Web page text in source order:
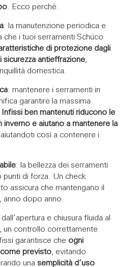
. Ecco perché.
: la manutenzione periodica e
che i tuoi serramenti Schüco
di protezione dagli
antieffrazione,
domestica.
: mantenere i serramenti in
garantire la massima
Infissi ben mantenuti riducono le
inverno e aiutano a mantenere la
così a contenere i
: la bellezza dei serramenti
di forza. Un check
assicura che mantengano il
anno dopo anno.
e chiusura fluida al
un controllo correttamente
garantisce che ogni
previsto, evitando
una semplicità d’uso